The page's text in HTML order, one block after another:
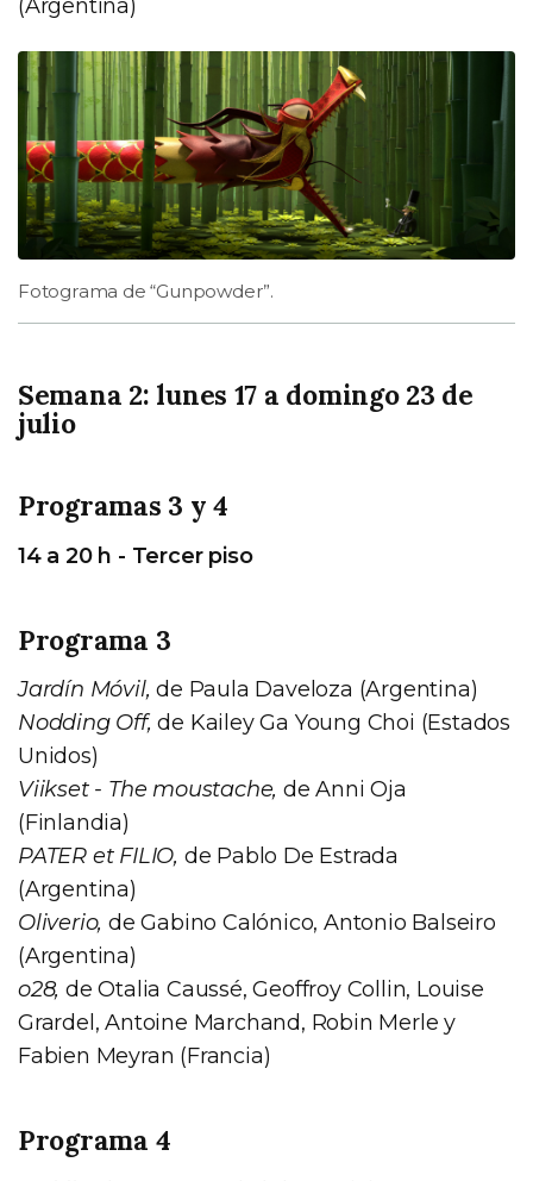
(Argentina)
Fotograma de “Gunpowder”.
Semana 2: lunes 17 a domingo 23 de
julio
Programas 3 y 4
14 a 20 h - Tercer piso
Programa 3
Jardín Móvil, de Paula Daveloza (Argentina)
Nodding Off, de Kailey Ga Young Choi (Estados
Unidos)
Viikset - The moustache, de Anni Oja
(Finlandia)
PATER et FILIO, de Pablo De Estrada
(Argentina)
Oliverio, de Gabino Calónico, Antonio Balseiro
(Argentina)
o28, de Otalia Caussé, Geoffroy Collin, Louise
Grardel, Antoine Marchand, Robin Merle y
Fabien Meyran (Francia)
Programa 4